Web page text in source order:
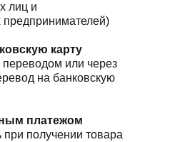
лиц и
карту
или через
на банковскую
платежом
получении товара